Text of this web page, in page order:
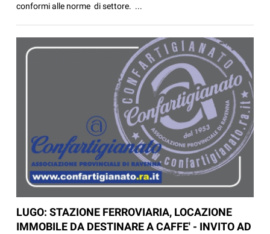
conformi alle norme di settore. ...
LUGO: STAZIONE FERROVIARIA, LOCAZIONE
IMMOBILE DA DESTINARE A CAFFE' - INVITO AD